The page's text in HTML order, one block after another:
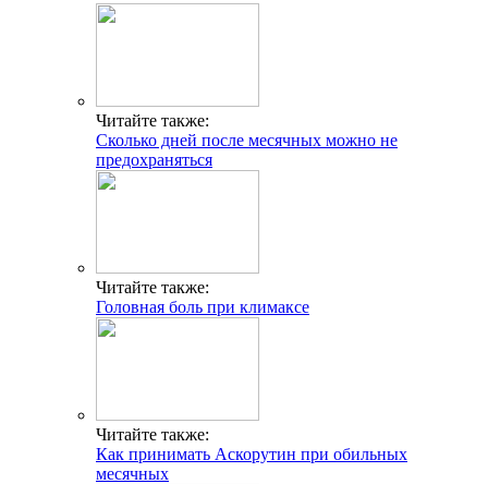
Читайте также:
Сколько дней после месячных можно не
предохраняться
Читайте также:
Головная боль при климаксе
Читайте также:
Как принимать Аскорутин при обильных
месячных